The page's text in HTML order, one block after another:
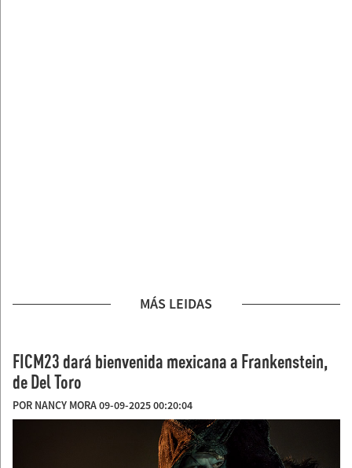
MÁS LEIDAS
FICM23 dará bienvenida mexicana a Frankenstein,
de Del Toro
POR NANCY MORA 09-09-2025 00:20:04